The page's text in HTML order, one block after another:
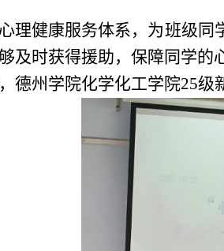
理健康服务体系，为班级同
及时获得援助，保障同学
德州学院化学化工学院25级